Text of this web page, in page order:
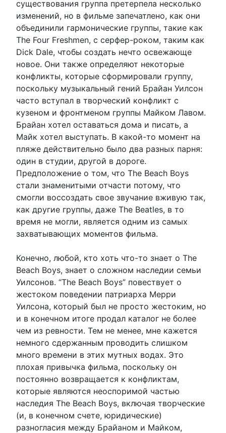
существования группа претерпела несколько
изменений, но в фильме запечатлено, как они
объединили гармонические группы, такие как
The Four Freshmen, с серфер-роком, таким как
Dick Dale, чтобы создать нечто освежающе
новое. Они также определяют некоторые
конфликты, которые сформировали группу,
поскольку музыкальный гений Брайан Уилсон
часто вступал в творческий конфликт с
кузеном и фронтменом группы Майком Лавом.
Брайан хотел оставаться дома и писать, а
Майк хотел выступать. В какой-то момент на
пляже действительно было два разных парня:
один в студии, другой в дороге.
Предположение о том, что The Beach Boys
стали знаменитыми отчасти потому, что
смогли воссоздать свое звучание вживую так,
как другие группы, даже The Beatles, в то
время не могли, является одним из самых
захватывающих моментов фильма.
Конечно, любой, кто хоть что-то знает о The
Beach Boys, знает о сложном наследии семьи
Уилсонов. “The Beach Boys” повествует о
жестоком поведении патриарха Мерри
Уилсона, который был не просто жестоким, но
и в конечном итоге продал каталог не более
чем из ревности. Тем не менее, мне кажется
немного сдержанным проводить слишком
много времени в этих мутных водах. Это
плохая привычка фильма, поскольку он
постоянно возвращается к конфликтам,
которые являются неоспоримой частью
наследия The Beach Boys, включая творческие
(и, в конечном счете, юридические)
разногласия между Брайаном и Майком,